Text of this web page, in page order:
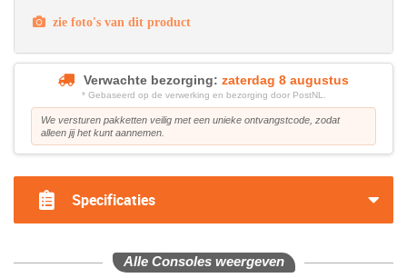
zie foto's van dit product
Verwachte bezorging: zaterdag 8 augustus
* Gebaseerd op de verwerking en bezorging door PostNL.
We versturen pakketten veilig met een unieke ontvangstcode, zodat
alleen jij het kunt aannemen.
Specificaties
Alle Consoles weergeven